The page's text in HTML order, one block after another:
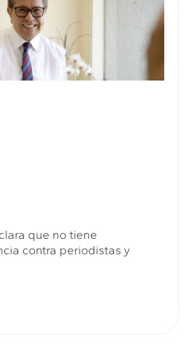
que no tiene
contra periodistas y